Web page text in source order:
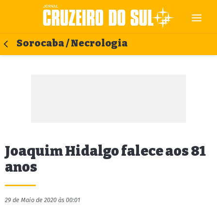
Sorocaba / Necrologia
Joaquim Hidalgo falece aos 81
anos
29 de Maio de 2020 às 00:01